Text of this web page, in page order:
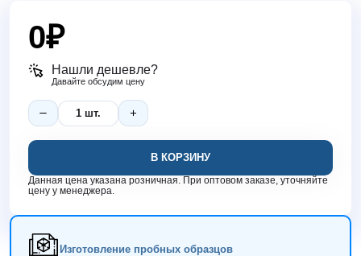
0₽
Нашли дешевле?
Давайте обсудим цену
В КОРЗИНУ
Данная цена указана розничная. При оптовом заказе, уточняйте
цену у менеджера.
Изготовление пробных образцов